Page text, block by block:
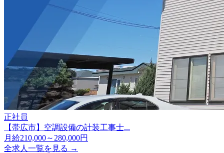
正社員
【帯広市】空調設備の計装工事士...
月給210,000～280,000円
全求人一覧を見る →